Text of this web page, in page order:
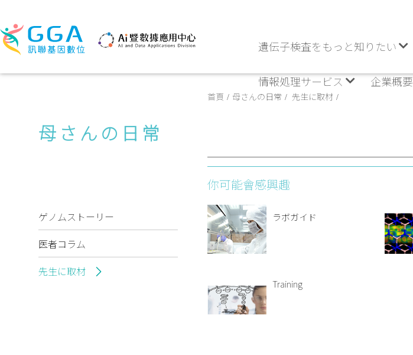
遺伝子検査をもっと知りたい
情報処理サービス 企業概要
母さんの日常
ゲノムストーリー
医者コラム
先生に取材
首頁 母さんの日常 先生に取材
你可能會感興趣
ラボガイド
Training